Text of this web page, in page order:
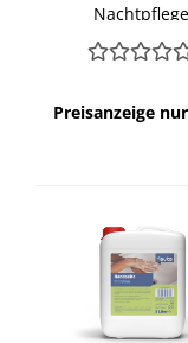
Nachtpflege
Preisanzeige